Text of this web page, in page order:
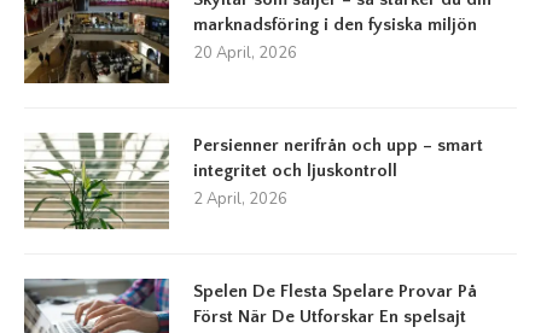
marknadsföring i den fysiska miljön
20 April, 2026
Persienner nerifrån och upp – smart
integritet och ljuskontroll
2 April, 2026
Spelen De Flesta Spelare Provar På
Först När De Utforskar En spelsajt